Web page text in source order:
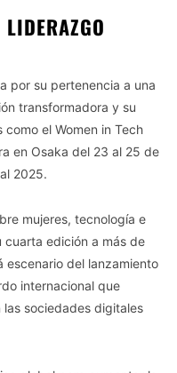
por su pertenencia a una
transformadora y su
el Women in Tech
en Osaka del 23 al 25 de
2025.
mujeres, tecnología e
cuarta edición a más de
del lanzamiento
internacional que
sociedades digitales